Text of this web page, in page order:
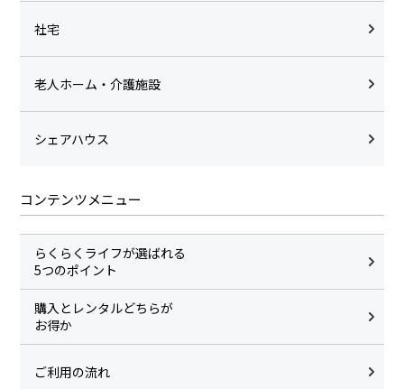
社宅
老人ホーム・介護施設
シェアハウス
コンテンツメニュー
らくらくライフが選ばれる
5つのポイント
購入とレンタルどちらが
お得か
ご利用の流れ